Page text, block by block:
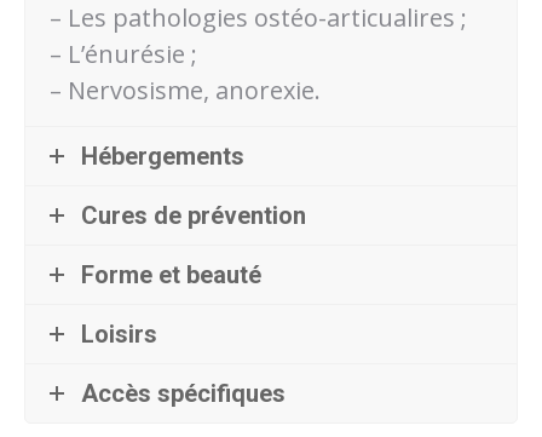
– Les pathologies ostéo-articualires ;
– L’énurésie ;
– Nervosisme, anorexie.
Hébergements
Cures de prévention
Forme et beauté
Loisirs
Accès spécifiques